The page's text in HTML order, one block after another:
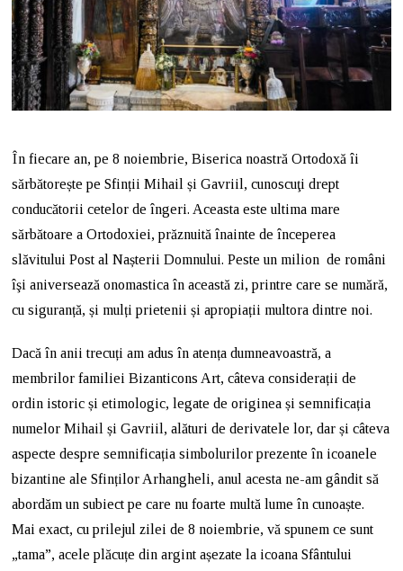
În fiecare an, pe 8 noiembrie, Biserica noastră Ortodoxă îi
sărbătorește pe Sfinții Mihail și Gavriil, cunoscuţi drept
conducătorii cetelor de îngeri. Aceasta este ultima mare
sărbătoare a Ortodoxiei, prăznuită înainte de începerea
slăvitului Post al Nașterii Domnului. Peste un milion de români
îşi aniversează onomastica în această zi, printre care se numără,
cu siguranță, și mulți prietenii și apropiații multora dintre noi.
Dacă în anii trecuți am adus în atența dumneavoastră, a
membrilor familiei Bizanticons Art, câteva considerații de
ordin istoric și etimologic, legate de originea și semnificația
numelor Mihail și Gavriil, alături de derivatele lor, dar și câteva
aspecte despre semnificația simbolurilor prezente în icoanele
bizantine ale Sfinților Arhangheli, anul acesta ne-am gândit să
abordăm un subiect pe care nu foarte multă lume în cunoaște.
Mai exact, cu prilejul zilei de 8 noiembrie, vă spunem ce sunt
„tama”, acele plăcuțe din argint așezate la icoana Sfântului